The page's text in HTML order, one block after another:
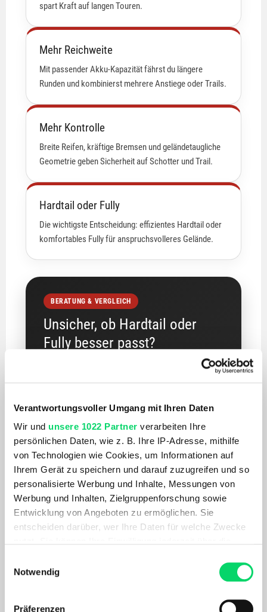
Verantwortungsvoller Umgang mit Ihren Daten
Wir und unsere 1022 Partner verarbeiten Ihre
persönlichen Daten, wie z. B. Ihre IP-Adresse, mithilfe
von Technologien wie Cookies, um Informationen auf
Ihrem Gerät zu speichern und darauf zuzugreifen und so
personalisierte Werbung und Inhalte, Messungen von
Werbung und Inhalten, Zielgruppenforschung sowie
Entwicklung von Angeboten zu ermöglichen. Sie
entscheiden darüber, wer Ihre Daten für welche Zwecke
Trigger Symbol ändern oder widerrufen
Notwendig
Präferenzen
spart Kraft auf langen Touren.
Mehr Reichweite
Mit passender Akku-Kapazität fährst du längere
Runden und kombinierst mehrere Anstiege oder Trails.
Mehr Kontrolle
Breite Reifen, kräftige Bremsen und geländetaugliche
Geometrie geben Sicherheit auf Schotter und Trail.
Hardtail oder Fully
Die wichtigste Entscheidung: effizientes Hardtail oder
komfortables Fully für anspruchsvolleres Gelände.
BERATUNG & VERGLEICH
Unsicher, ob Hardtail oder
Fully besser passt?
Gewicht und Geometrie komplett anders an. Unsere
Akku und Ausstattung richtig einzuordnen.
E-MTB Kaufberatung lesen >>
Filiale finden & Probefahrt anfragen >>
E-MTB Hardtail oder E-